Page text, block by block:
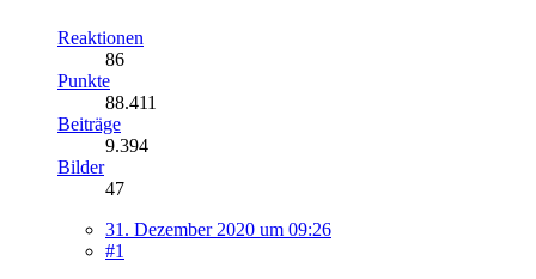
Reaktionen
86
Punkte
88.411
Beiträge
9.394
Bilder
47
31. Dezember 2020 um 09:26
#1